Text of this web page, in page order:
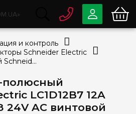
полюсный
LC1D12B7 12A
24V AC винтовой
0 80033-63-07
info@e7.com.ua
Viber Telegram
и контроль
Schneider Electric
Контактор 3-полюсный Schneider Electric LC1D12B7 12A 5,5kW НО+НЗ 24V AC винтовой зажим